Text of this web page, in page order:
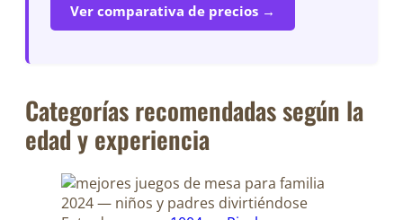
Ver comparativa de precios →
Categorías recomendadas según la
edad y experiencia